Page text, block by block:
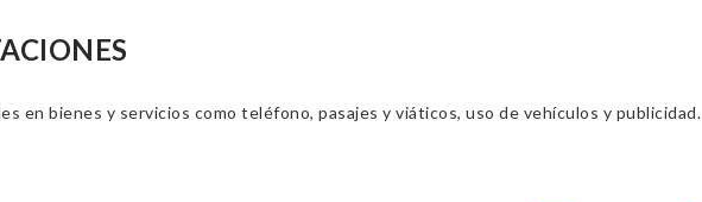
en bienes y servicios como teléfono, pasajes y viáticos, uso de vehículos y publicidad.